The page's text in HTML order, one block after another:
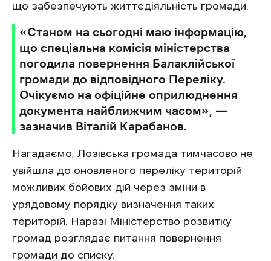
що забезпечують життєдіяльність громади.
«Станом на сьогодні маю інформацію,
що спеціальна комісія міністерства
погодила повернення Балаклійської
громади до відповідного Переліку.
Очікуємо на офіційне оприлюднення
документа найближчим часом», —
зазначив Віталій Карабанов.
Нагадаємо, Лозівська громада тимчасово не
увійшла до оновленого переліку територій
можливих бойових дій через зміни в
урядовому порядку визначення таких
територій. Наразі Міністерство розвитку
громад розглядає питання повернення
громади до списку.